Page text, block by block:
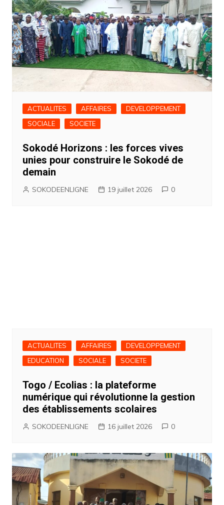
ACTUALITES AFFAIRES
DEVELOPPEMENT
SOCIALE
SOCIETE
Sokodé Horizons : les forces vives
unies pour construire le Sokodé de
demain
SOKODEENLIGNE 19 juillet 2026 0
ACTUALITES AFFAIRES
DEVELOPPEMENT
EDUCATION
SOCIALE SOCIETE
Togo / Ecolias : la plateforme
numérique qui révolutionne la gestion
des établissements scolaires
SOKODEENLIGNE 16 juillet 2026 0